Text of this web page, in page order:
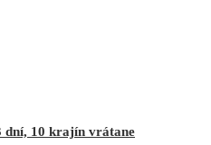
dní, 10 krajín vrátane